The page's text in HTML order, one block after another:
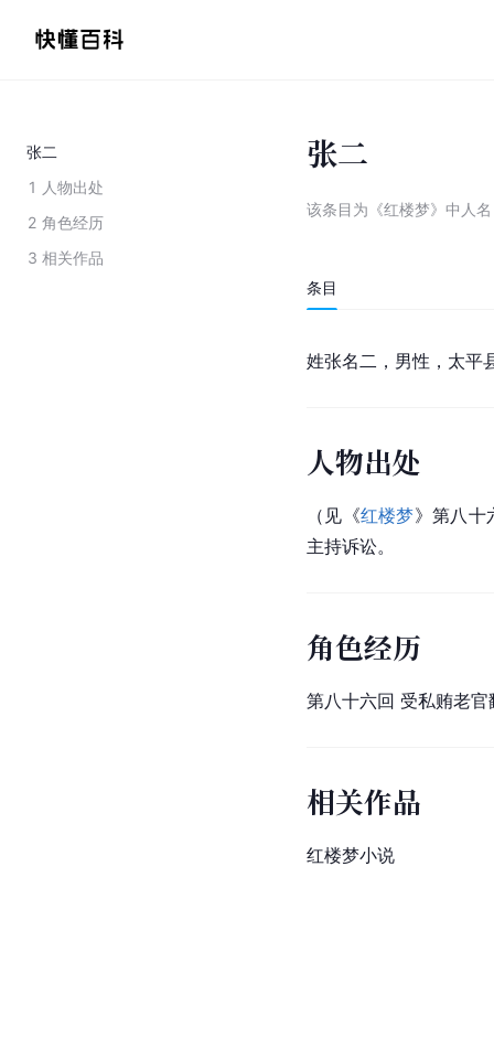
张二
1 人物出处
2 角色经历
3 相关作品
张二
该条目为 《红楼梦》中人名
条目
姓张名二，男性，太平
人物出处
（见《红楼梦》第八十
主持诉讼。
角色经历
第八十六回 受私贿老官
相关作品
红楼梦小说